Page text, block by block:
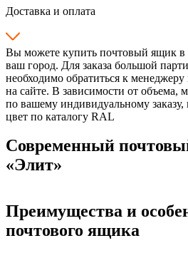
Доставка и оплата
Вы можете купить почтовый ящик в
ваш город. Для заказа большой
необходимо обратиться к
на сайте. В зависимости от объема,
по вашему индивидуальному
цвет по каталогу RAL
Современный
«Элит»
Преимущества и
почтового ящика